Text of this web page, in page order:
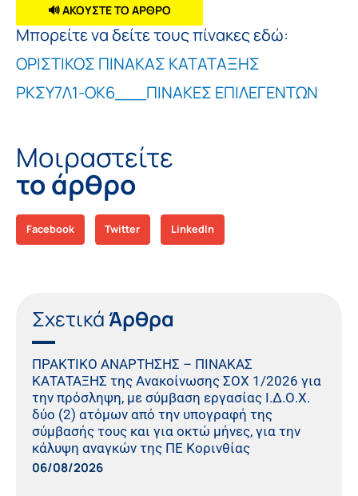
🔊 ΑΚΟΥΣΤΕ ΤΟ ΑΡΘΡΟ
Μπορείτε να δείτε τους πίνακες εδώ:
ΟΡΙΣΤΙΚΟΣ ΠΙΝΑΚΑΣ ΚΑΤΑΤΑΞΗΣ
ΡΚΣΥ7Λ1-ΟΚ6___ΠΙΝΑΚΕΣ ΕΠΙΛΕΓΕΝΤΩΝ
Μοιραστείτε
το άρθρο
Facebook Twitter LinkedIn
Σχετικά Άρθρα
ΠΡΑΚΤΙΚO ΑΝΑΡΤΗΣΗΣ – ΠΙΝΑΚΑΣ
ΚΑΤΑΤΑΞΗΣ της Ανακοίνωσης ΣΟΧ 1/2026 για
την πρόσληψη, με σύμβαση εργασίας Ι.Δ.Ο.Χ.
δύο (2) ατόμων από την υπογραφή της
σύμβασής τους και για οκτώ μήνες, για την
κάλυψη αναγκών της ΠΕ Κορινθίας
06/08/2026